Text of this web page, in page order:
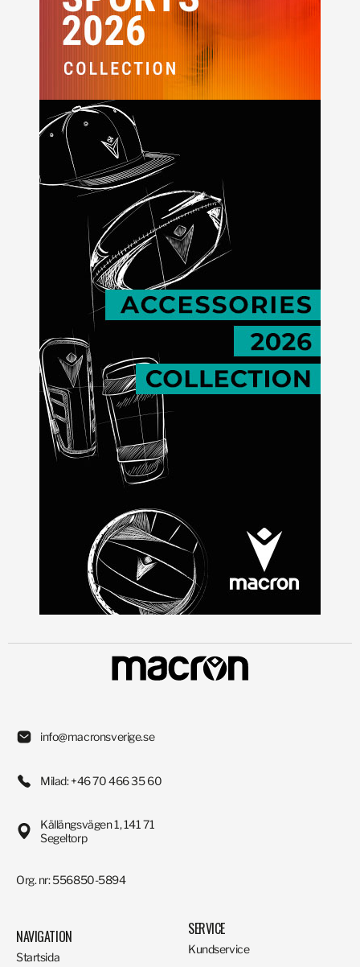
info@macronsverige.se
Milad: +46 70 466 35 60
Källängsvägen 1, 141 71
Segeltorp
Org. nr: 556850-5894
NAVIGATION
Startsida
SERVICE
Kundservice